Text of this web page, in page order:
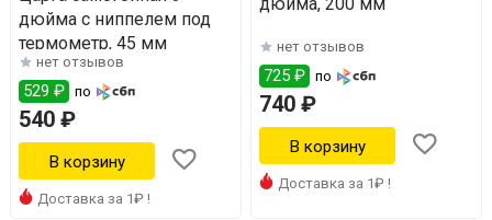
дюйма с ниппелем под
термометр, 45 мм
нет отзывов
529 ₽ по
540 ₽
Доставка за 1₽ !
нет отзывов
725 ₽ по
740 ₽
Доставка за 1₽ !